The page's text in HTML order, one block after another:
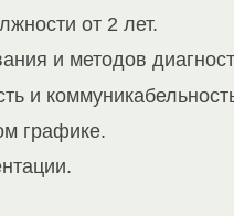
от 2 лет.
и методов
и
графике.